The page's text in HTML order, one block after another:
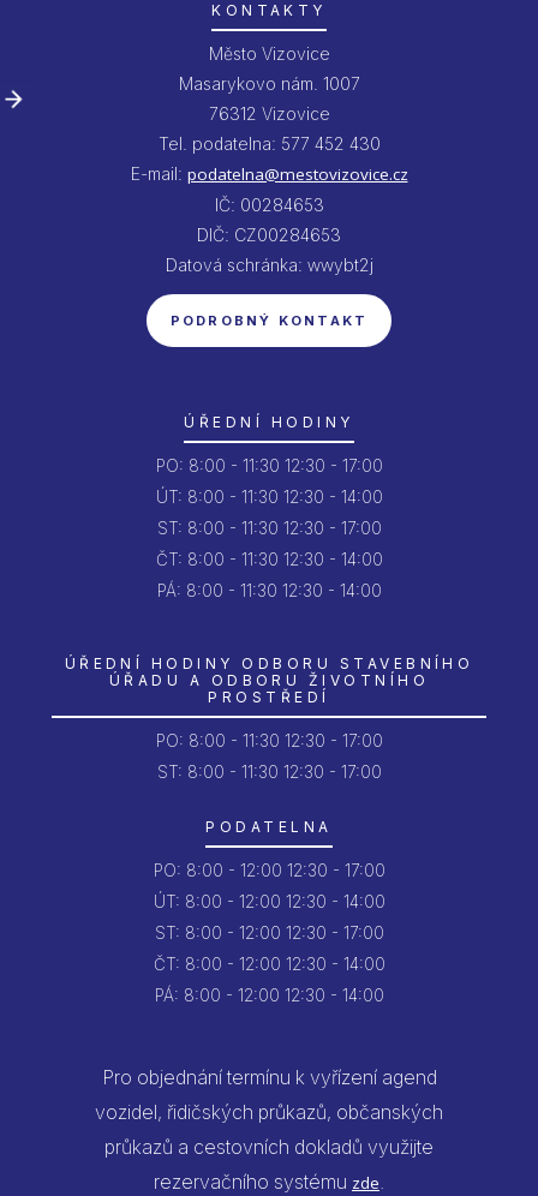
KONTAKTY
Město Vizovice
Masarykovo nám. 1007
76312 Vizovice
Tel. podatelna: 577 452 430
E-mail: podatelna@mestovizovice.cz
IČ: 00284653
DIČ: CZ00284653
Datová schránka: wwybt2j
PODROBNÝ KONTAKT
ÚŘEDNÍ HODINY
PO: 8:00 - 11:30 12:30 - 17:00
ÚT: 8:00 - 11:30 12:30 - 14:00
ST: 8:00 - 11:30 12:30 - 17:00
ČT: 8:00 - 11:30 12:30 - 14:00
PÁ: 8:00 - 11:30 12:30 - 14:00
ÚŘEDNÍ HODINY ODBORU STAVEBNÍHO
ÚŘADU A ODBORU ŽIVOTNÍHO
PROSTŘEDÍ
PO: 8:00 - 11:30 12:30 - 17:00
ST: 8:00 - 11:30 12:30 - 17:00
PODATELNA
PO: 8:00 - 12:00 12:30 - 17:00
ÚT: 8:00 - 12:00 12:30 - 14:00
ST: 8:00 - 12:00 12:30 - 17:00
ČT: 8:00 - 12:00 12:30 - 14:00
PÁ: 8:00 - 12:00 12:30 - 14:00
Pro objednání termínu k vyřízení agend
vozidel, řidičských průkazů, občanských
průkazů a cestovních dokladů využijte
rezervačního systému zde.